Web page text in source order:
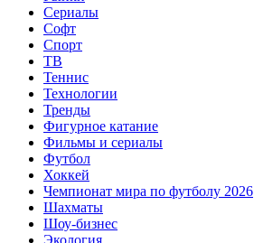
Сериалы
Софт
Спорт
ТВ
Теннис
Технологии
Тренды
Фигурное катание
Фильмы и сериалы
Футбол
Хоккей
Чемпионат мира по футболу 2026
Шахматы
Шоу-бизнес
Экология